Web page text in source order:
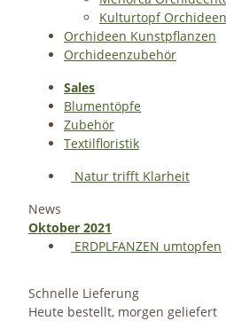
Kulturtopf
Orchideen Kunstpflanzen
Orchideenzubehör
Sales
Blumentöpfe
Zubehör
Textilfloristik
Natur trifft Klarheit
News
Oktober 2021
ERDPLFANZEN umtopfen
Schnelle Lieferung
Heute bestellt, morgen geliefert